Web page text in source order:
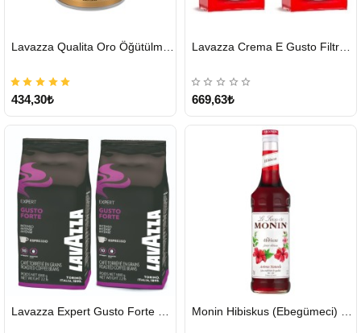
GÖNDERİ
434,30₺
GÖNDERİ
Lavazza Crema E Gusto Filtre Kahve 250 G X 2
669,63₺
GÖNDERİ
GÖNDERİ